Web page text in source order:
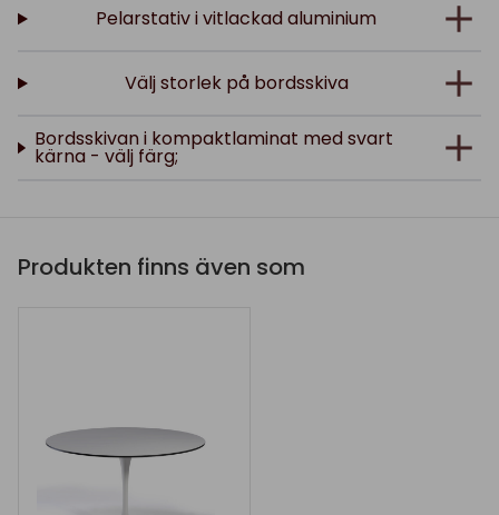
Pelarstativ i vitlackad aluminium
Välj storlek på bordsskiva
Bordsskivan i kompaktlaminat med svart
kärna - välj färg;
Produkten finns även som